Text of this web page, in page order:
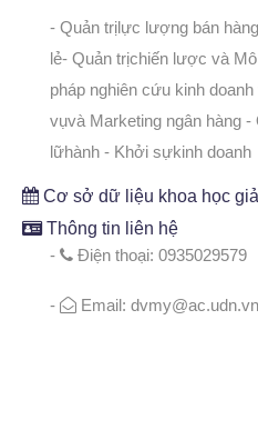
- Quản trịlực lượng bán
lẻ- Quản trịchiến lược và
pháp nghiên cứu kinh
vụvà Marketing ngân hàng -
lữhành - Khởi sựkinh doanh
Cơ sở dữ liệu khoa học
Thông tin liên hệ
-
Điện thoại: 0935029579
- Email: dvmy@ac.udn.vn